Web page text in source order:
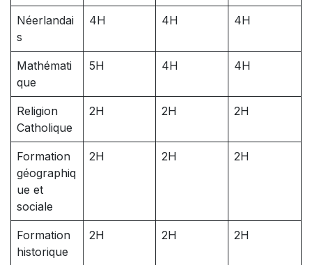
Néerlandai
s
4H 4H 4H
Mathémati
que
5H 4H 4H
Religion
Catholique
2H 2H 2H
Formation
géographiq
ue et
sociale
2H 2H 2H
Formation
historique
2H 2H 2H